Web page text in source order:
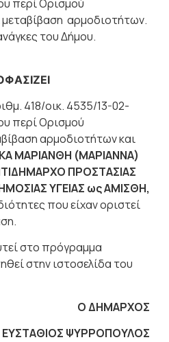
περί Ορισμού
αρμοδιοτήτων.
του Δήμου.
418/οικ. 4535/13-02-
περί Ορισμού
αρμοδιοτήτων και
ΜΑΡΙΑΝΘΗ (ΜΑΡΙΑΝΝΑ)
ΠΡΟΣΤΑΣΙΑΣ
ΥΓΕΙΑΣ ως ΑΜΙΣΘΗ,
που είχαν οριστεί
στο πρόγραμμα
στην ιστοσελίδα του
Ο ΔΗΜΑΡΧΟΣ
ΕΥΣΤΑΘΙΟΣ ΨΥΡΡΟΠΟΥΛΟΣ